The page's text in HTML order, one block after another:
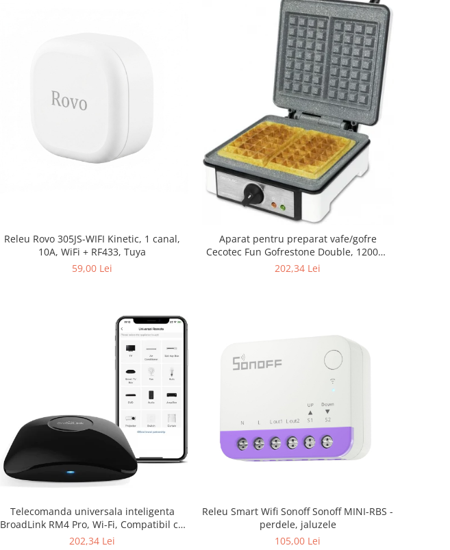
Releu Rovo 305JS-WIFI Kinetic, 1 canal,
10A, WiFi + RF433, Tuya
59,00 Lei
Aparat pentru preparat vafe/gofre
Cecotec Fun Gofrestone Double, 1200W,
Termostat ajustabil, Invelis antiaderent
202,34 Lei
Telecomanda universala inteligenta
BroadLink RM4 Pro, Wi-Fi, Compatibil cu
Google Home, Alexa & IFTTT273
202,34 Lei
Releu Smart Wifi Sonoff Sonoff MINI-RBS -
perdele, jaluzele
105,00 Lei